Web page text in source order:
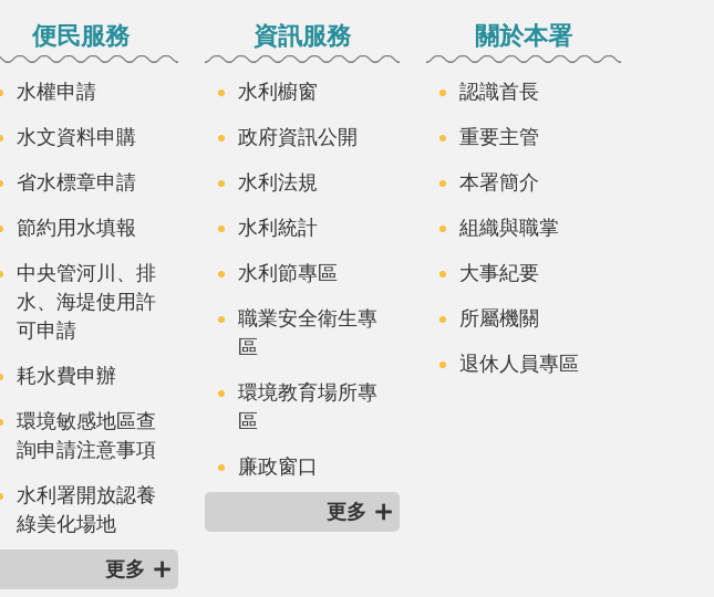
便民服務
水權申請
水文資料申購
省水標章申請
節約用水填報
中央管河川、排
水、海堤使用許
可申請
耗水費申辦
環境敏感地區查
詢申請注意事項
水利署開放認養
綠美化場地
更多
資訊服務
水利櫥窗
政府資訊公開
水利法規
水利統計
水利節專區
職業安全衛生專
區
環境教育場所專
區
廉政窗口
更多
關於本署
認識首長
重要主管
本署簡介
組織與職掌
大事紀要
所屬機關
退休人員專區